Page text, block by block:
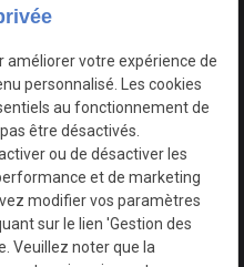
désactivé.
améliorer votre expérience de
personnalisé. Les cookies
au fonctionnement de
être désactivés.
ou de désactiver les
et de marketing
modifier vos paramètres
sur le lien 'Gestion des
Veuillez noter que la